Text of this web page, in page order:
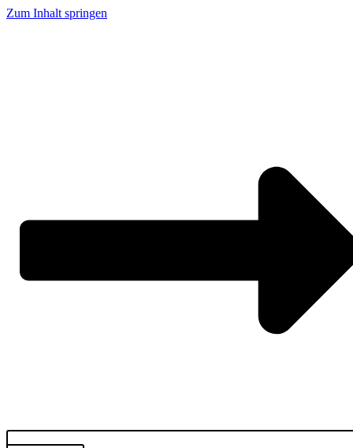
Zum Inhalt springen